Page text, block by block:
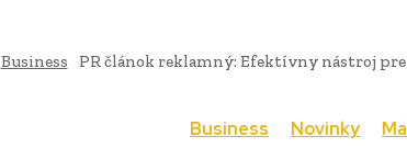
Business PR článok reklamný: Efektívny nástroj
Business Novinky